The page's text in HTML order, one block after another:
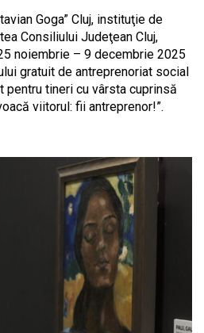
Goga” Cluj, instituţie de
Consiliului Judeţean Cluj,
noiembrie – 9 decembrie 2025
gratuit de antreprenoriat social
pentru tineri cu vârsta cuprinsă
viitorul: fii antreprenor!”.